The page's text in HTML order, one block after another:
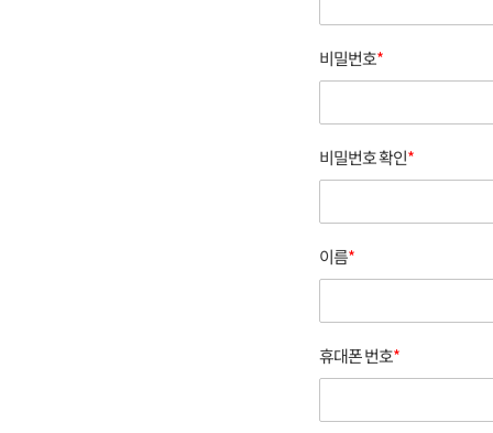
비밀번호*
비밀번호 확인*
이름*
휴대폰 번호*